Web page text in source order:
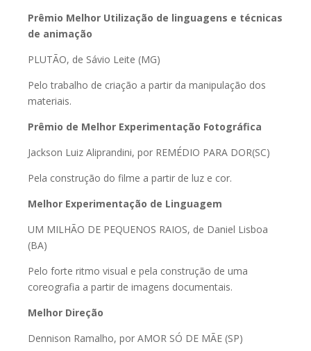
Prêmio Melhor Utilização de linguagens e técnicas
de animação
PLUTÃO, de Sávio Leite (MG)
Pelo trabalho de criação a partir da manipulação dos
materiais.
Prêmio de Melhor Experimentação Fotográfica
Jackson Luiz Aliprandini, por REMÉDIO PARA DOR(SC)
Pela construção do filme a partir de luz e cor.
Melhor Experimentação de Linguagem
UM MILHÃO DE PEQUENOS RAIOS, de Daniel Lisboa
(BA)
Pelo forte ritmo visual e pela construção de uma
coreografia a partir de imagens documentais.
Melhor Direção
Dennison Ramalho, por AMOR SÓ DE MÃE (SP)